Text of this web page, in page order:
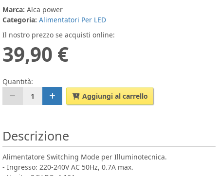
Marca: Alca power
Categoria: Alimentatori Per LED
Il nostro prezzo se acquisti online:
39,90 €
Quantità:
1
Aggiungi al carrello
Descrizione
Alimentatore Switching Mode per Illuminotecnica.
- Ingresso: 220-240V AC 50Hz, 0.7A max.